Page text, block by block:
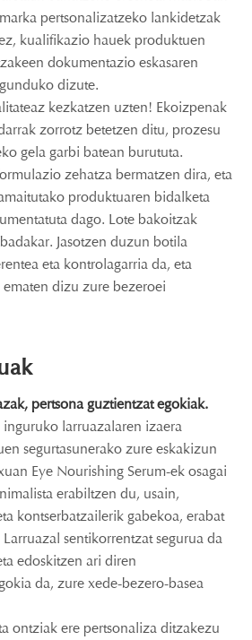
pertsonalizatzeko lankidetzak
kualifikazio hauek produktuen
dokumentazio eskasaren
dizute.
kezkatzen uzten! Ekoizpenak
zorrotz betetzen ditu, prozesu
gela garbi batean burututa.
zehatza bermatzen dira, eta
produktuaren bidalketa
dago. Lote bakoitzak
Jasotzen duzun botila
eta kontrolagarria da, eta
dizu zure bezeroei
pertsona guztientzat egokiak.
larruazalaren izaera
segurtasunerako zure eskakizun
Eye Nourishing Serum-ek osagai
erabiltzen du, usain,
kontserbatzailerik gabekoa, erabat
sentikorrentzat segurua da
edoskitzen ari diren
da, zure xede-bezero-basea
ontziak ere pertsonaliza ditzakezu